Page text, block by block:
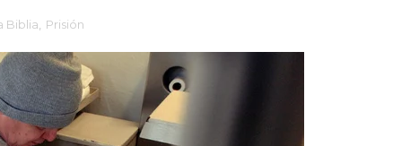
Biblia Prisión